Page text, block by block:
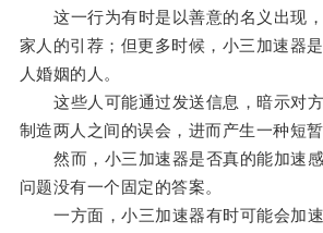
这一行为有时是以善意的名义出现，
家人的引荐；但更多时候，小三加速器
人婚姻的人。
这些人可能通过发送信息，暗示对方
制造两人之间的误会，进而产生一种短
然而，小三加速器是否真的能加速感
问题没有一个固定的答案。
一方面，小三加速器有时可能会加速